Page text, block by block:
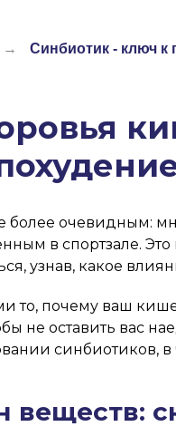
→ Синбиотик - ключ к
более очевидным:
в спортзале.
узнав, какое
то, почему ваш
не оставить вас
синбиотиков, в